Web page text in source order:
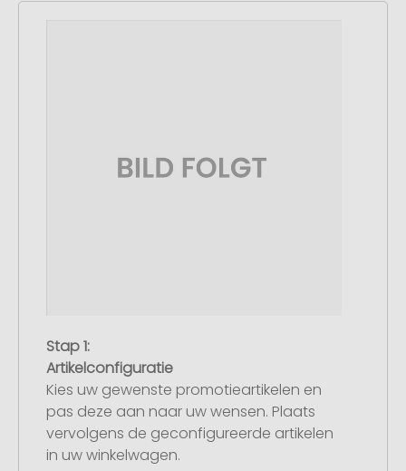
Stap 1:
Artikelconfiguratie
Kies uw gewenste promotieartikelen en
pas deze aan naar uw wensen. Plaats
vervolgens de geconfigureerde artikelen
in uw winkelwagen.